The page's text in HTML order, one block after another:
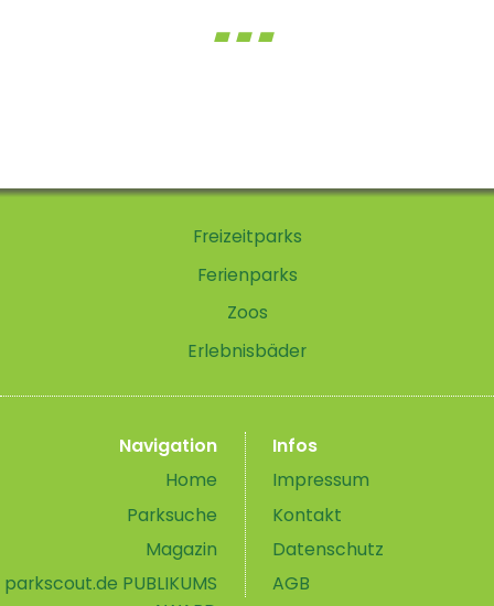
Freizeitparks
Ferienparks
Zoos
Erlebnisbäder
Navigation
Home
Parksuche
Magazin
parkscout.de PUBLIKUMS
Infos
Impressum
Kontakt
Datenschutz
AGB